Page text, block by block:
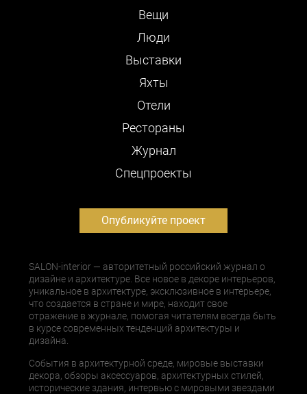
Вещи
Люди
Выставки
Яхты
Отели
Рестораны
Журнал
Cпецпроекты
Опубликуйте проект
SALON-interior — авторитетный российский журнал о
дизайне и архитектуре. Все новое в декоре интерьеров,
уникальное в архитектуре, эксклюзивное в интерьере,
что создается в стране и мире, находит свое
отражение в журнале, помогая читателям всегда быть
в курсе современных тенденций архитектуры и
дизайна.
События в архитектурной среде, мировые выставки
декора, обзоры аксессуаров, архитектурных стилей,
исторические здания, интервью с мировыми звездами